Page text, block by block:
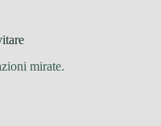
mirate.